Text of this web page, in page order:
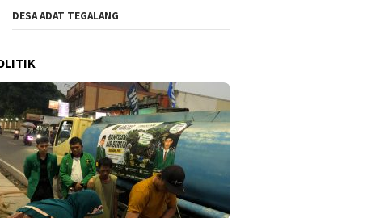
DESA ADAT TEGALANG